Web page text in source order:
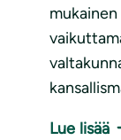
Lue lisää